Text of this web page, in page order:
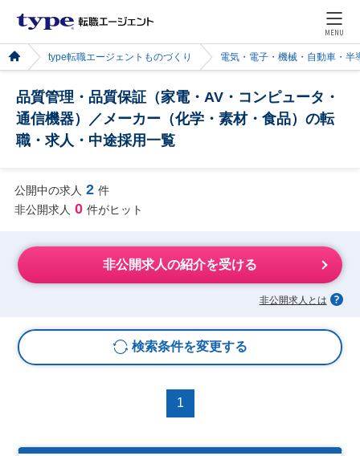
MENU
type転職エージェントものづくり 電気・電子・機械・自動車・半
品質管理・品質保証（家電・AV・コンピュータ・
通信機器）／メーカー（化学・素材・食品）の転
職・求人・中途採用一覧
公開中の求人 2 件
非公開求人 0 件がヒット
非公開求人の紹介を受ける
非公開求人とは
検索条件を変更する
1